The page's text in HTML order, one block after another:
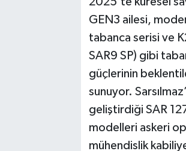
GEN3 ailesi,
tabanca serisi ve
SAR9 SP) gibi
güçlerinin
sunuyor.
geliştirdiği SAR
modelleri askeri
mühendislik